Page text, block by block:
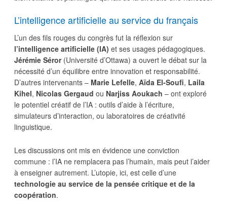
L’intelligence artificielle au service du français
L’un des fils rouges du congrès fut la réflexion sur
l’intelligence artificielle (IA) et ses usages pédagogiques.
Jérémie Séror(Université d’Ottawa) a ouvert le débat sur la
nécessité d’un équilibre entre innovation et responsabilité.
D’autres intervenants – Marie Lefelle, Aïda El-Soufi, Laila
Kihel, Nicolas Gergaud ou Narjiss Aoukach – ont exploré
le potentiel créatif de l’IA : outils d’aide à l’écriture,
simulateurs d’interaction, ou laboratoires de créativité
linguistique.
Les discussions ont mis en évidence une conviction
commune : l’IA ne remplacera pas l’humain, mais peut l’aider
à enseigner autrement. L’utopie, ici, est celle d’une
technologie au service de la pensée critique et de la
coopération.